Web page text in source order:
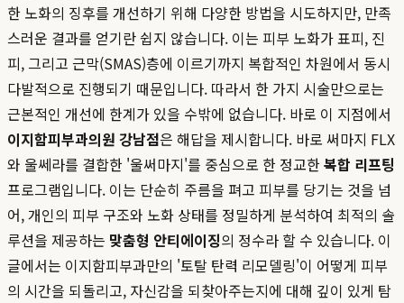
한 노화의 징후를 개선하기 위해 다양한 방법을 시도하지만, 만족
스러운 결과를 얻기란 쉽지 않습니다. 이는 피부 노화가 표피, 진
피, 그리고 근막(SMAS)층에 이르기까지 복합적인 차원에서 동시
다발적으로 진행되기 때문입니다. 따라서 한 가지 시술만으로는
근본적인 개선에 한계가 있을 수밖에 없습니다. 바로 이 지점에서
이지함피부과의원 강남점은 해답을 제시합니다. 바로 써마지 FLX
와 울쎄라를 결합한 '울써마지'를 중심으로 한 정교한복합 리프팅
프로그램입니다. 이는 단순히 주름을 펴고 피부를 당기는 것을 넘
어, 개인의 피부 구조와 노화 상태를 정밀하게 분석하여 최적의 솔
루션을 제공하는 맞춤형 안티에이징의 정수라 할 수 있습니다. 이
글에서는 이지함피부과만의 '토탈 탄력 리모델링'이 어떻게 피부
의 시간을 되돌리고, 자신감을 되찾아주는지에 대해 깊이 있게 탐